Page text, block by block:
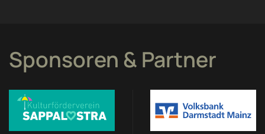
Sponsoren & Partner